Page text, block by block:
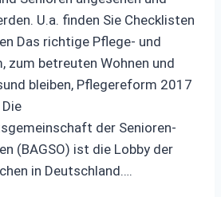
U.a. finden Sie Checklisten
Das richtige Pflege- und
zum betreuten Wohnen und
bleiben, Pflegereform 2017
der Senioren-
(BAGSO) ist die Lobby der
in Deutschland….